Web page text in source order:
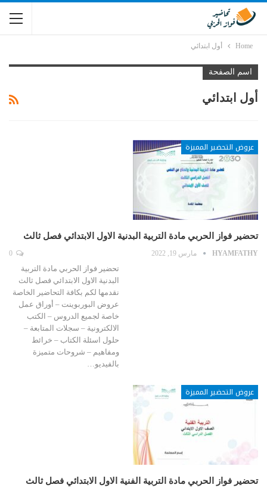
Home أول ابتدائي
اسم الصفحة
أول ابتدائي
عروض التحضير المميزة
تحضير فواز الحربي مادة التربية البدنية الاول الابتدائي فصل ثالث
HYAMFATHY مارس 19, 2022
تحضير فواز الحربي مادة التربية
البدنية الاول الابتدائي فصل ثالث
نقدمها لكم بكافة التحاضير الخاصة
عروض البوربوينت – أوراق عمل
خاصة لجميع الدروس – الكتب
الالكترونية – سجلات المتابعة –
حلول اسئلة الكتاب – خرائط
ومفاهيم – شروحات متميزة
بالفيديو…
عروض التحضير المميزة
تحضير فواز الحربي مادة التربية الفنية الاول الابتدائي فصل ثالث